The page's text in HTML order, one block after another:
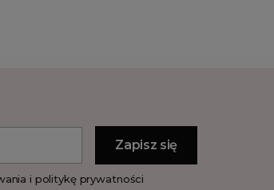
i politykę prywatności